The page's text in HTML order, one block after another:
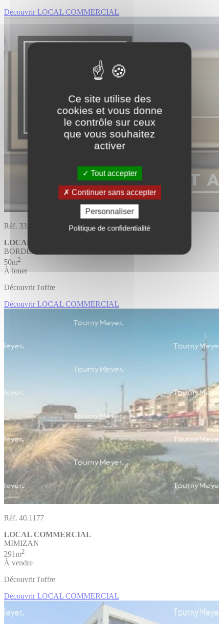
Ce site utilise des
cookies et vous donne
le contrôle sur ceux
que vous souhaitez
activer
Tout accepter
Continuer sans accepter
Personnaliser
Politique de confidentialité
Découvrir LOCAL COMMERCIAL
Réf. 33.4719
LOCAL COMMERCIAL
BORDEAUX
50m2
À louer
Découvrir l'offre
Découvrir LOCAL COMMERCIAL
Réf. 40.1177
LOCAL COMMERCIAL
MIMIZAN
291m2
À vendre
Découvrir l'offre
Découvrir LOCAL COMMERCIAL